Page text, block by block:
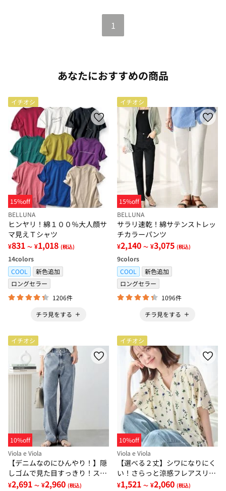
1
あなたにおすすめの商品
イチオシ
15%off
BELLUNA
ヒンヤリ！綿１００％大人顔サ
マ見えＴシャツ
¥831 ～ ¥1,018 (税込)
14colors
COOL
新色追加
ロングセラー
1206件
チラ見をする
イチオシ
15%off
BELLUNA
サラリ速乾！綿サテンストレッ
チカラーパンツ
¥2,140 ～ ¥3,075 (税込)
9colors
COOL
新色追加
ロングセラー
1096件
チラ見をする
イチオシ
10%off
Viola e Viola
【デニムなのにひんやり！】隠
しゴムで見た目すっきり！スト
レッチ楽ちんデニム
¥2,691 ～ ¥2,960 (税込)
イチオシ
10%off
Viola e Viola
【選べる２丈】シワになりにく
い！さらっと涼感フレアスリー
ブブラウス
¥1,521 ～ ¥2,060 (税込)